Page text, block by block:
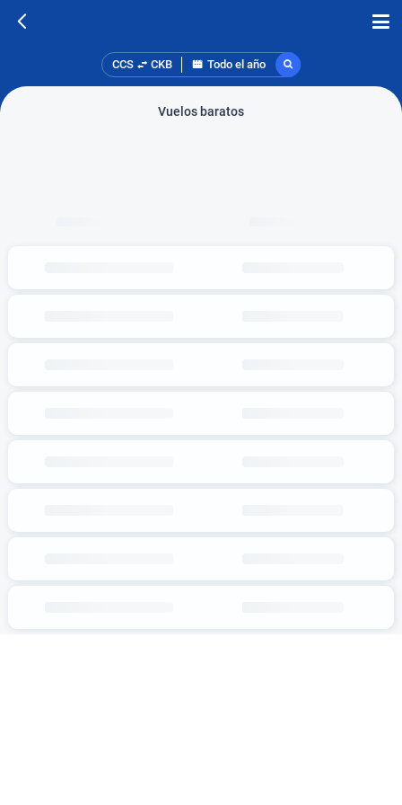
CCS CKB Todo el año
Vuelos baratos